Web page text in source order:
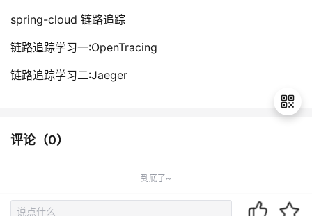
spring-cloud 链路追踪
链路追踪学习一:OpenTracing
链路追踪学习二:Jaeger
评论（0）
到底了~